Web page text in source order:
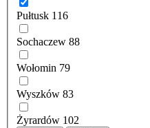
Pułtusk 116
Sochaczew 88
Wołomin 79
Wyszków 83
Żyrardów 102